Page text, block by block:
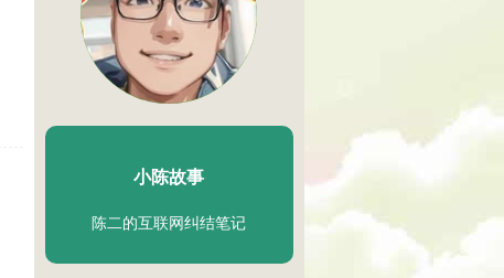
陈二Chenèr
小陈故事
陈二的互联网纠结笔记